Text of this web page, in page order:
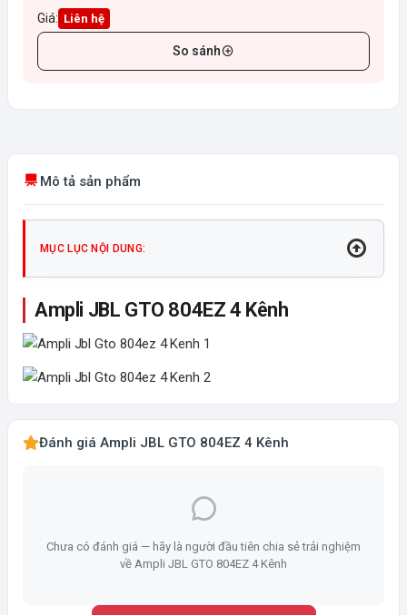
Giá: Liên hệ
So sánh
Mô tả sản phẩm
MỤC LỤC NỘI DUNG:
Ampli JBL GTO 804EZ 4 Kênh
Đánh giá Ampli JBL GTO 804EZ 4 Kênh
Chưa có đánh giá — hãy là người đầu tiên chia sẻ trải nghiệm
về Ampli JBL GTO 804EZ 4 Kênh